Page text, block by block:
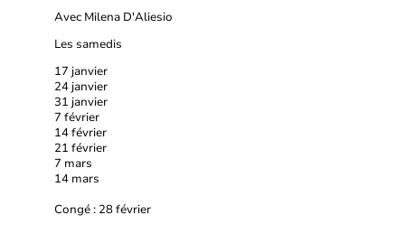
Avec Milena D'Aliesio
Les samedis
17 janvier
24 janvier
31 janvier
7 février
14 février
21 février
7 mars
14 mars
Congé : 28 février